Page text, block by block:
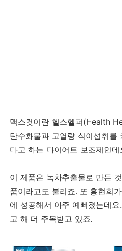
맥스컷이란 헬스헬퍼(Health
탄수화물과 고열량 식이섭취를
다고 하는 다이어트 보조제인데
이 제품은 녹차추출물로 만든
품이라고도 불리죠. 또 홍현희
에 성공해서 아주 예뻐졌는데
고 해 더 주목받고 있죠.